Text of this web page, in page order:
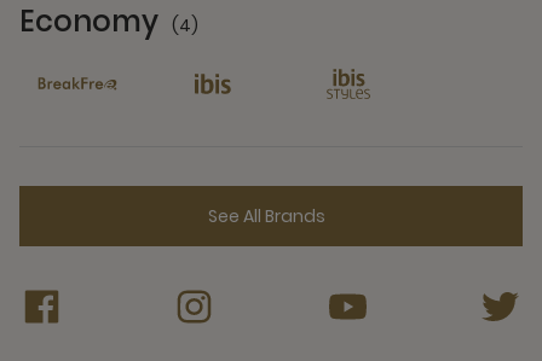
Economy (4)
See All Brands